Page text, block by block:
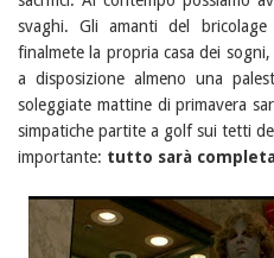
svaghi. Gli amanti del
finalmete la propria casa dei
a disposizione almeno una
soleggiate mattine di primavera
simpatiche partite a golf sui tetti
importante: tutto sarà